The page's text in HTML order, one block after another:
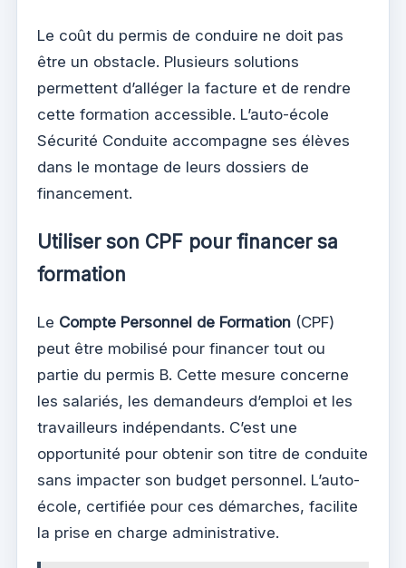
Le coût du permis de conduire ne doit pas
être un obstacle. Plusieurs solutions
permettent d’alléger la facture et de rendre
cette formation accessible. L’auto-école
Sécurité Conduite accompagne ses élèves
dans le montage de leurs dossiers de
financement.
Utiliser son CPF pour financer sa
formation
Le Compte Personnel de Formation (CPF)
peut être mobilisé pour financer tout ou
partie du permis B. Cette mesure concerne
les salariés, les demandeurs d’emploi et les
travailleurs indépendants. C’est une
opportunité pour obtenir son titre de conduite
sans impacter son budget personnel. L’auto-
école, certifiée pour ces démarches, facilite
la prise en charge administrative.